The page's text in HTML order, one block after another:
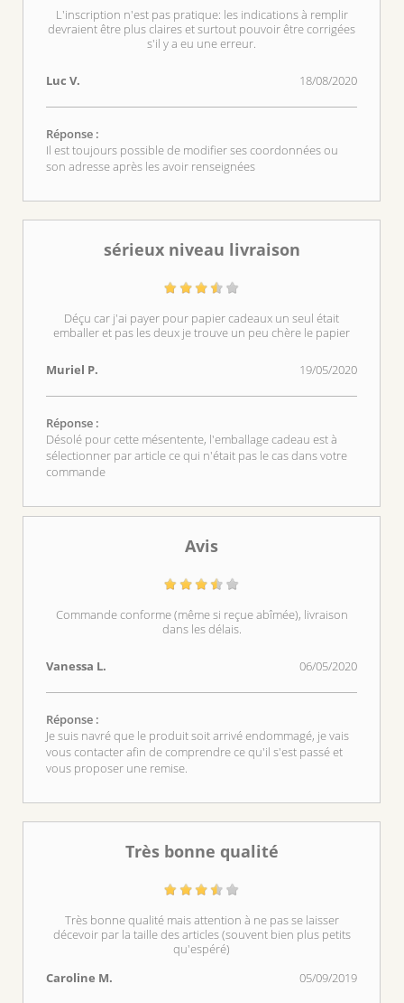
L'inscription n'est pas pratique: les indications à remplir
devraient être plus claires et surtout pouvoir être corrigées
s'il y a eu une erreur.
Luc V. 18/08/2020
Réponse :
Il est toujours possible de modifier ses coordonnées ou
son adresse après les avoir renseignées
sérieux niveau livraison
Déçu car j'ai payer pour papier cadeaux un seul était
emballer et pas les deux je trouve un peu chère le papier
Muriel P. 19/05/2020
Réponse :
Désolé pour cette mésentente, l'emballage cadeau est à
sélectionner par article ce qui n'était pas le cas dans votre
commande
Avis
Commande conforme (même si reçue abîmée), livraison
dans les délais.
Vanessa L. 06/05/2020
Réponse :
Je suis navré que le produit soit arrivé endommagé, je vais
vous contacter afin de comprendre ce qu'il s'est passé et
vous proposer une remise.
Très bonne qualité
Très bonne qualité mais attention à ne pas se laisser
décevoir par la taille des articles (souvent bien plus petits
qu'espéré)
Caroline M.
05/09/2019